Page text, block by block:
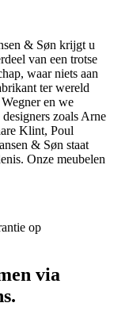
& Søn krijgt u
van een trotse
waar niets aan
ter wereld
en we
zoals Arne
Klint, Poul
& Søn staat
Onze meubelen
op
via